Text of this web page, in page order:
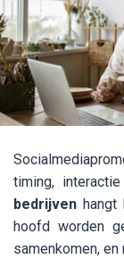
timing,
bedrijven
hoofd worden
samenkomen,